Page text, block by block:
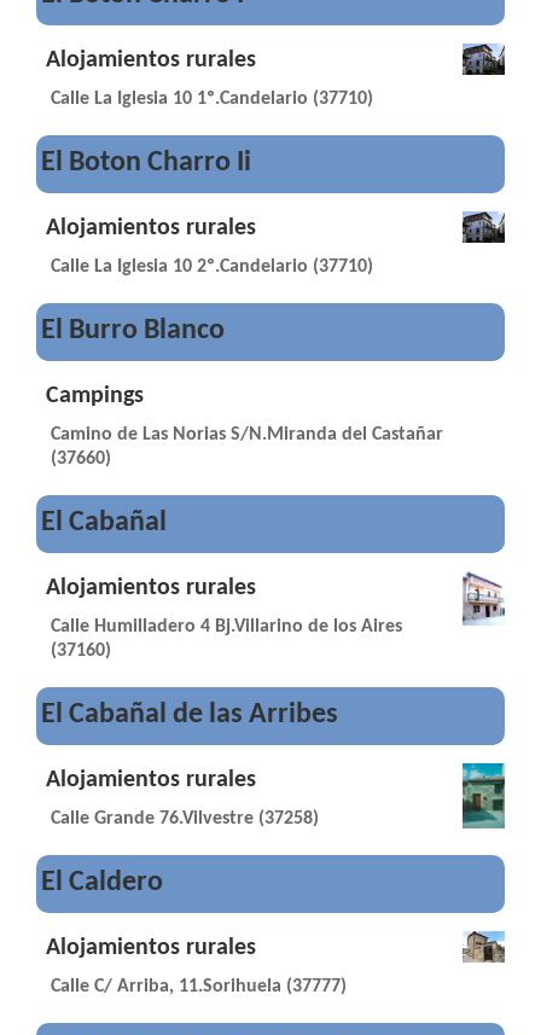
Alojamientos rurales
Calle La Iglesia 10 1º.Candelario (37710)
El Boton Charro Ii
Alojamientos rurales
Calle La Iglesia 10 2º.Candelario (37710)
El Burro Blanco
Campings
Camino de Las Norias S/N.Miranda del Castañar
(37660)
El Cabañal
Alojamientos rurales
Calle Humilladero 4 Bj.Villarino de los Aires
(37160)
El Cabañal de las Arribes
Alojamientos rurales
Calle Grande 76.Vilvestre (37258)
El Caldero
Alojamientos rurales
Calle C/ Arriba, 11.Sorihuela (37777)